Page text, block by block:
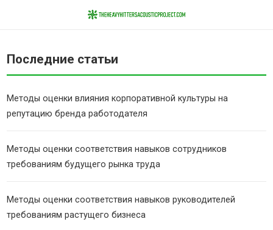
Последние статьи
Методы оценки влияния корпоративной культуры на
репутацию бренда работодателя
Методы оценки соответствия навыков сотрудников
требованиям будущего рынка труда
Методы оценки соответствия навыков руководителей
требованиям растущего бизнеса